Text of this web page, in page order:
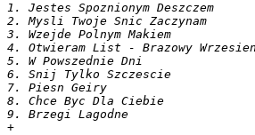
1. Jestes Spoznionym Deszczem
2. Mysli Twoje Snic Zaczynam
3. Wzejde Polnym Makiem
4. Otwieram List - Brazowy Wrzesien
5. W Powszednie Dni
6. Snij Tylko Szczescie
7. Piesn Geiry
8. Chce Byc Dla Ciebie
9. Brzegi Lagodne
+